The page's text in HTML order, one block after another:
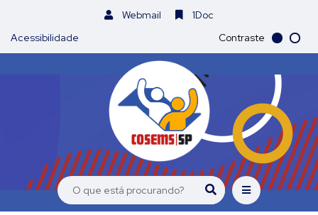
Webmail
1Doc
Acessibilidade
Contraste